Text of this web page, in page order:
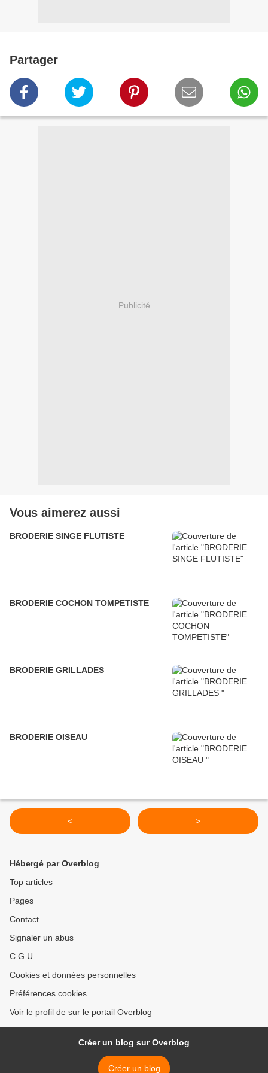
Partager
Publicité
Vous aimerez aussi
BRODERIE SINGE FLUTISTE
BRODERIE COCHON TOMPETISTE
BRODERIE GRILLADES
BRODERIE OISEAU
< >
Hébergé par Overblog
Top articles
Pages
Contact
Signaler un abus
C.G.U.
Cookies et données personnelles
Préférences cookies
Voir le profil de sur le portail Overblog
Créer un blog sur Overblog
Créer un blog